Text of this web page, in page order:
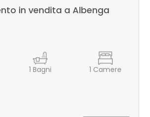
in vendita a Albenga
1 Bagni 1 Camere